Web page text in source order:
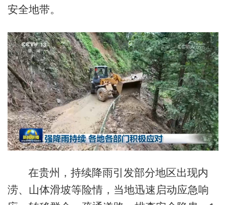
安全地带。
在贵州，持续降雨引发部分地区出现内
涝、山体滑坡等险情，当地迅速启动应急响